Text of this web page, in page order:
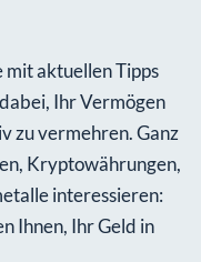
aktuellen Tipps
Ihr Vermögen
zu vermehren. Ganz
Kryptowährungen,
interessieren:
Ihnen, Ihr Geld in